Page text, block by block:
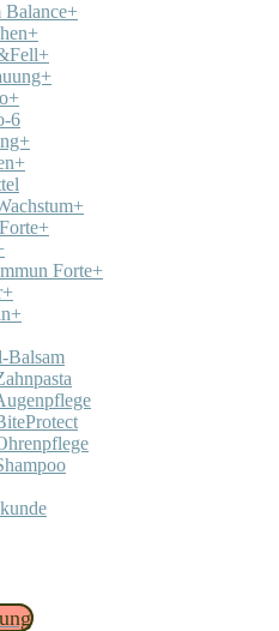
6
Forte+
Balsam